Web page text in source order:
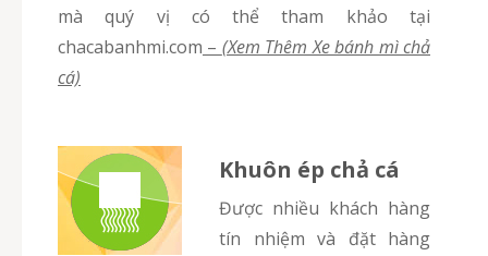
mà quý vị có thể tham khảo tại
chacabanhmi.com – (Xem Thêm Xe bánh mì chả
cá)
Khuôn ép chả cá
Được nhiều khách hàng
tín nhiệm và đặt hàng